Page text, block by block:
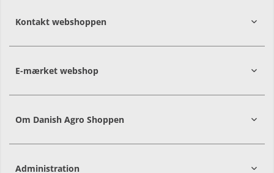
Kontakt webshoppen
E-mærket webshop
Om Danish Agro Shoppen
Administration